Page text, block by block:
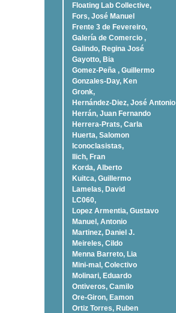
Floating Lab Collective,
Fors, José Manuel
Frente 3 de Fevereiro,
Galería de Comercio ,
Galindo, Regina José
Gayotto, Bia
Gomez-Peña , Guillermo
Gonzales-Day, Ken
Gronk,
Hernández-Diez, José Antonio
Herrán, Juan Fernando
Herrera-Prats, Carla
Huerta, Salomon
Iconoclasistas,
Ilich, Fran
Korda, Alberto
Kuitca, Guillermo
Lamelas, David
LC060,
Lopez Armentia, Gustavo
Manuel, Antonio
Martinez, Daniel J.
Meireles, Cildo
Menna Barreto, Lia
Mini-mal, Colectivo
Molinari, Eduardo
Ontiveros, Camilo
Ore-Giron, Eamon
Ortiz Torres, Ruben